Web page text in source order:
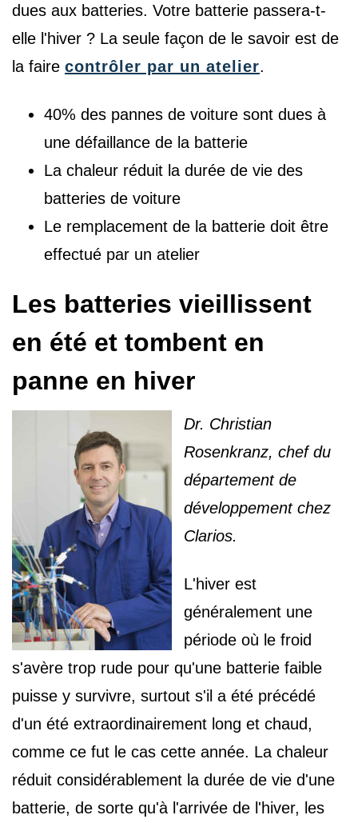
dues aux batteries. Votre batterie passera-t-
elle l'hiver ? La seule façon de le savoir est de
la faire contrôler par un atelier.
40% des pannes de voiture sont dues à
une défaillance de la batterie
La chaleur réduit la durée de vie des
batteries de voiture
Le remplacement de la batterie doit être
effectué par un atelier
Les batteries vieillissent
en été et tombent en
panne en hiver
Dr. Christian
Rosenkranz, chef du
département de
développement chez
Clarios.
L'hiver est
généralement une
période où le froid
s'avère trop rude pour qu'une batterie faible
puisse y survivre, surtout s'il a été précédé
d'un été extraordinairement long et chaud,
comme ce fut le cas cette année. La chaleur
réduit considérablement la durée de vie d'une
batterie, de sorte qu'à l'arrivée de l'hiver, les